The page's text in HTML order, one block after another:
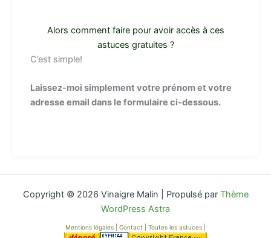
Alors comment faire pour avoir accès à ces
astuces gratuites ?
C’est simple!
Laissez-moi simplement votre prénom et votre
adresse email dans le formulaire ci-dessous.
Copyright © 2026 Vinaigre Malin | Propulsé par Thème
WordPress Astra
Mentions légales Contact Toutes les astuces